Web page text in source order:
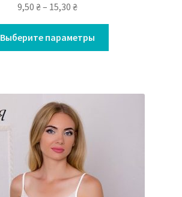
9,50 ₴– 15,30 ₴
Выберите параметры